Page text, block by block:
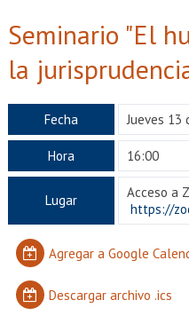
Académicos
Egresados
Seminario "El
la
Fecha Jueves 13
Hora 16:00
Lugar
Acceso a
https://
Agregar a Google
Descargar archivo .ics